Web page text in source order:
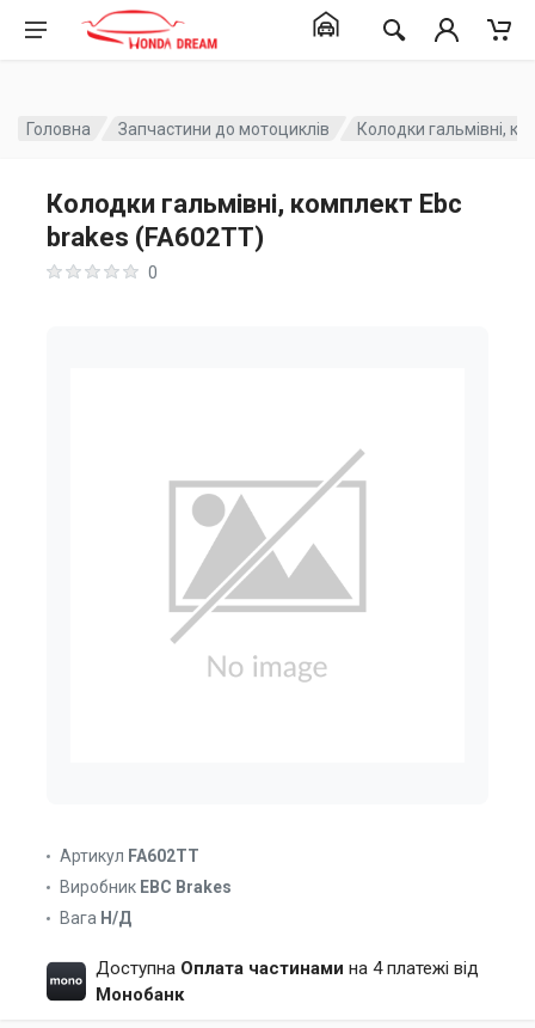
Головна Запчастини до мотоциклів Колодки гальмівні,
Колодки гальмівні, комплект Ebc
brakes (FA602TT)
0
Артикул FA602TT
Виробник EBC Brakes
Вага Н/Д
Доступна Оплата частинами на 4 платежі від
Монобанк